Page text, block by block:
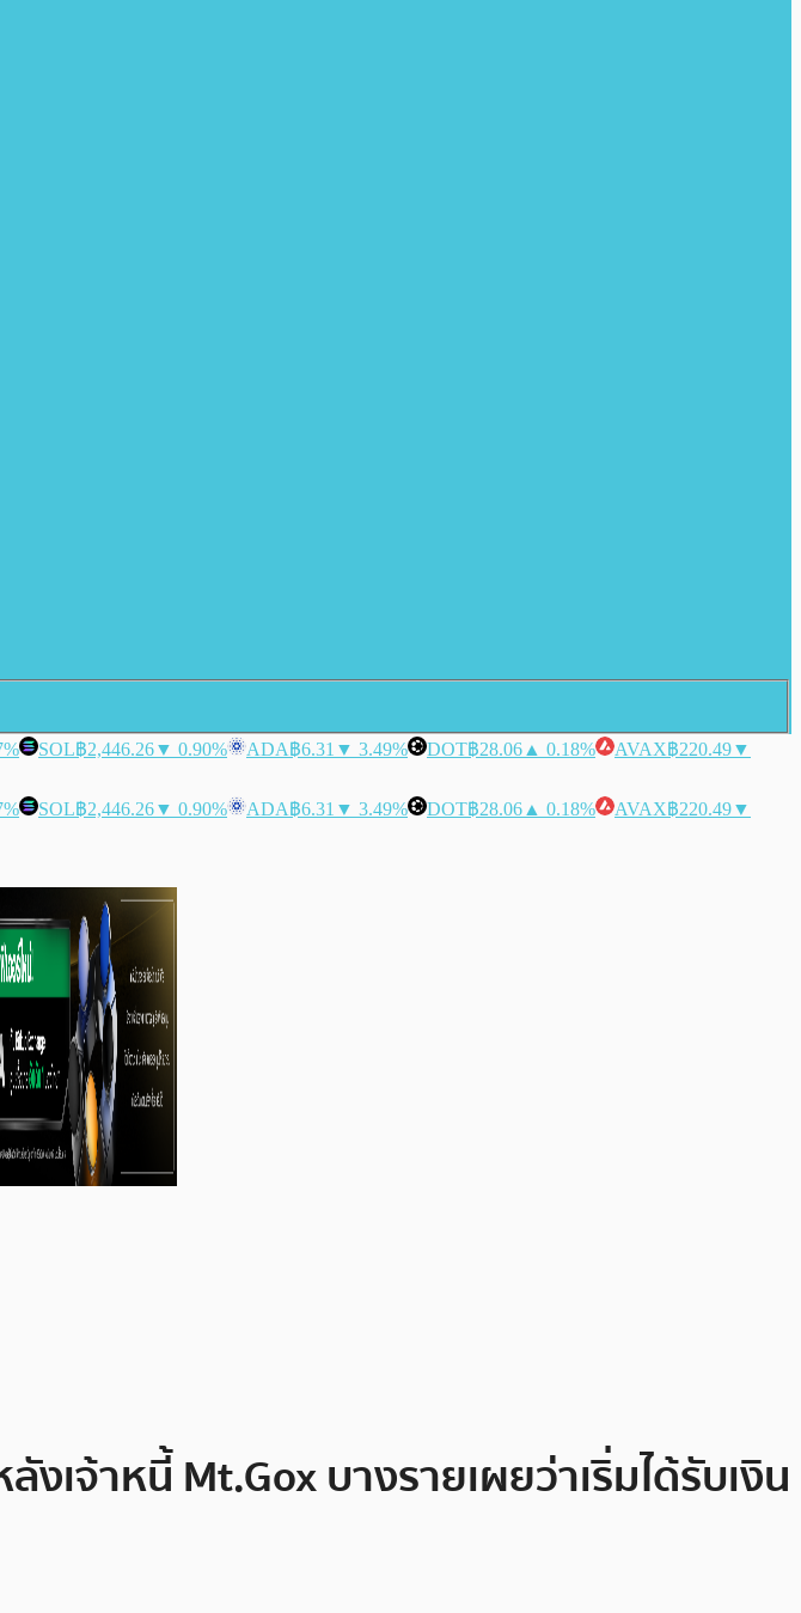
SOL฿2,446.26▼ 0.90% ADA฿6.31 ▼ 3.49% DOT฿28.06 ▲ 0.18% AVAX฿220.49▼
SOL฿2,446.26▼ 0.90% ADA฿6.31 ▼ 3.49% DOT฿28.06 ▲ 0.18% AVAX฿220.49▼
เจ้าหนี้ Mt.Gox บางรายเผยว่าเริ่มได้รับเงิน